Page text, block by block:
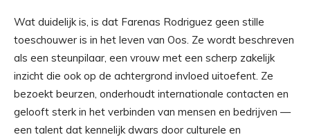
Wat duidelijk is, is dat Farenas Rodriguez geen stille
toeschouwer is in het leven van Oos. Ze wordt beschreven
als een steunpilaar, een vrouw met een scherp zakelijk
inzicht die ook op de achtergrond invloed uitoefent. Ze
bezoekt beurzen, onderhoudt internationale contacten en
gelooft sterk in het verbinden van mensen en bedrijven —
een talent dat kennelijk dwars door culturele en